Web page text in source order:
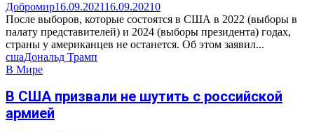
Добромир16.09.202116.09.20210
После выборов, которые состоятся в США в 2022 (выборы в
палату представителей) и 2024 (выборы президента) годах,
страны у американцев не останется. Об этом заявил...
сшаДональд Трамп
В Мире
В США призвали не шутить с российской
армией